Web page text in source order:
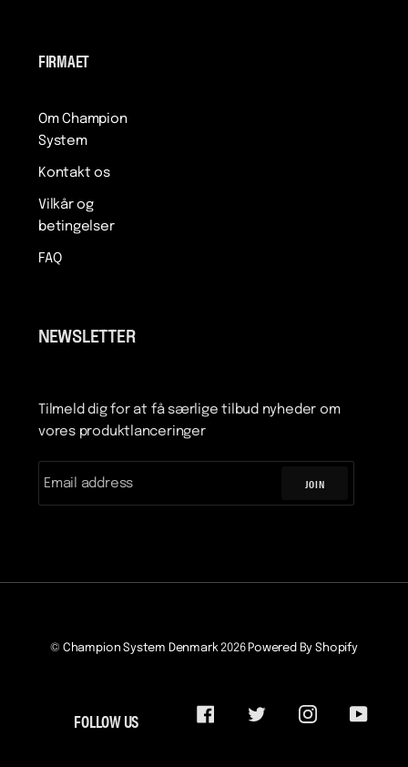
FIRMAET
Om Champion
System
Kontakt os
Vilkår og
betingelser
FAQ
NEWSLETTER
Tilmeld dig for at få særlige tilbud nyheder om
vores produktlanceringer
JOIN
© Champion System Denmark2026 Powered By Shopify
FOLLOW US FACEBOOKTWITTERINSTAGRAM